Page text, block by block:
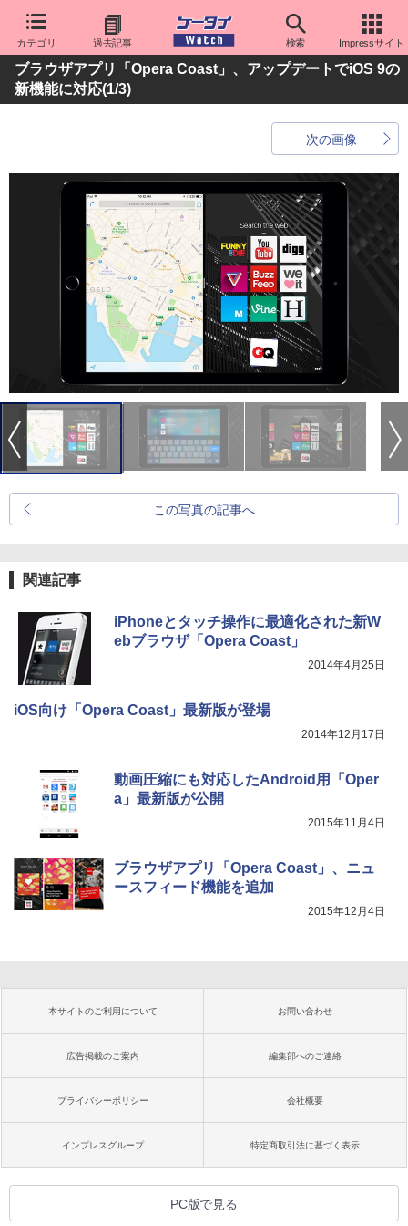
カテゴリ 過去記事 検索 Impressサイト
ブラウザアプリ「Opera Coast」、アップデートでiOS 9の
新機能に対応(1/3)
次の画像
この写真の記事へ
関連記事
iPhoneとタッチ操作に最適化された新W
ebブラウザ「Opera Coast」
2014年4月25日
iOS向け「Opera Coast」最新版が登場
2014年12月17日
動画圧縮にも対応したAndroid用「Oper
a」最新版が公開
2015年11月4日
ブラウザアプリ「Opera Coast」、ニュ
ースフィード機能を追加
2015年12月4日
本サイトのご利用について お問い合わせ
広告掲載のご案内 編集部へのご連絡
プライバシーポリシー 会社概要
インプレスグループ 特定商取引法に基づく表示
PC版で見る